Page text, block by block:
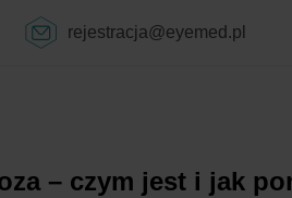
rejestracja@eyemed.pl
– czym jest i jak